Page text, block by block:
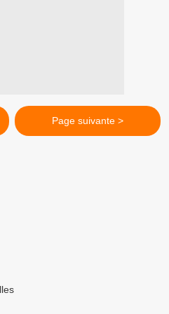
Page suivante >